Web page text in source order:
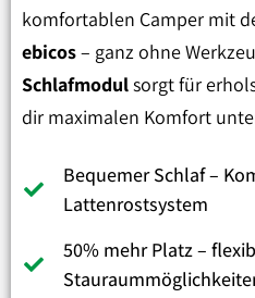
komfortablen Camper mit
ebicos– ganz ohne
Schlafmodulsorgt für
dir maximalen Komfort
Bequemer Schlaf –
Lattenrostsystem
50% mehr Platz –